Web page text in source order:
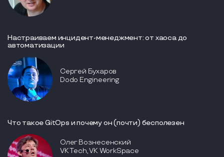
Настраиваем инцидент-менеджмент: от хаоса до
автоматизации
Сергей Бухаров
Dodo Engineering
Что такое GitOps и почему он (почти) бесполезен
Олег Вознесенский
VK Tech, VK WorkSpace